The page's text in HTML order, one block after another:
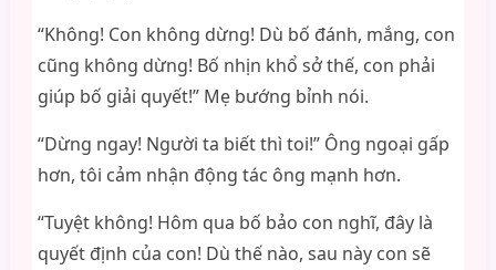
“Không! Con không dừng! Dù bố đánh, mắng, con
cũng không dừng! Bố nhịn khổ sở thế, con phải
giúp bố giải quyết!” Mẹ bướng bỉnh nói.
“Dừng ngay! Người ta biết thì toi!” Ông ngoại gấp
hơn, tôi cảm nhận động tác ông mạnh hơn.
“Tuyệt không! Hôm qua bố bảo con nghĩ, đây là
quyết định của con! Dù thế nào, sau này con sẽ